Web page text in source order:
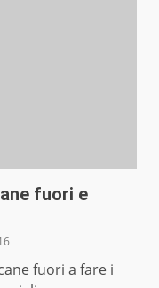
fuori e
fuori a fare i